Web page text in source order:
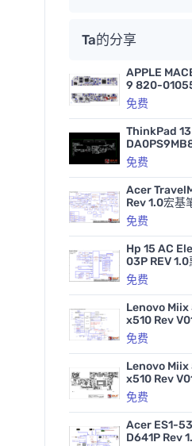
Ta的分享
APPLE
9 820-
VR
免费
ThinkPad
免费
Acer
Rev 1.0宏基
免费
Hp 15 AC
03P REV
免费
Lenovo
x510 Rev
免费
Lenovo
x510 Rev
F
免费
Acer ES1-
D641P Rev